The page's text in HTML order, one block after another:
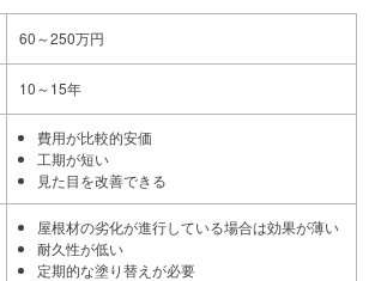
60～250万円
10～15年
費用が比較的安価
工期が短い
見た目を改善できる
屋根材の劣化が進行している場合は効果が薄い
耐久性が低い
定期的な塗り替えが必要